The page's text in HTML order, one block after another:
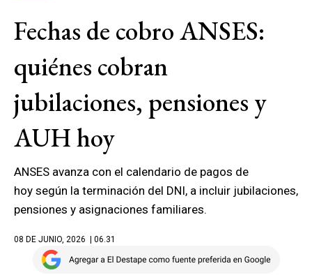
Fechas de cobro ANSES:
quiénes cobran
jubilaciones, pensiones y
AUH hoy
ANSES avanza con el calendario de pagos de
hoy según la terminación del DNI, a incluir jubilaciones,
pensiones y asignaciones familiares.
08 DE JUNIO, 2026 | 06.31